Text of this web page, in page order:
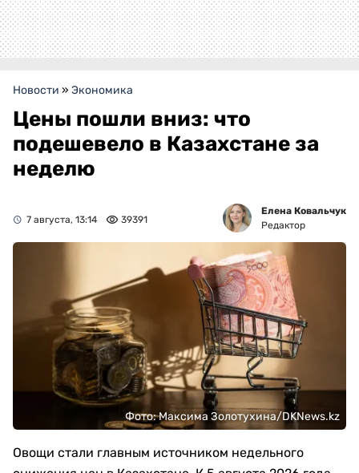
Новости » Экономика
Цены пошли вниз: что
подешевело в Казахстане за
неделю
7 августа, 13:14 39391
Елена Ковальчук
Редактор
Фото: Максима Золотухина/DKNews.kz
Овощи стали главным источником недельного